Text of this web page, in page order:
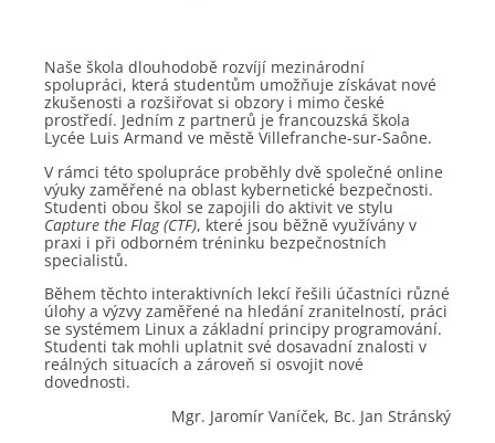
Naše škola dlouhodobě rozvíjí mezinárodní
spolupráci, která studentům umožňuje získávat nové
zkušenosti a rozšiřovat si obzory i mimo české
prostředí. Jedním z partnerů je francouzská škola
Lycée Luis Armand ve městě Villefranche-sur-Saône.
V rámci této spolupráce proběhly dvě společné online
výuky zaměřené na oblast kybernetické bezpečnosti.
Studenti obou škol se zapojili do aktivit ve stylu
Capture the Flag (CTF), které jsou běžně využívány v
praxi i při odborném tréninku bezpečnostních
specialistů.
Během těchto interaktivních lekcí řešili účastníci různé
úlohy a výzvy zaměřené na hledání zranitelností, práci
se systémem Linux a základní principy programování.
Studenti tak mohli uplatnit své dosavadní znalosti v
reálných situacích a zároveň si osvojit nové
dovednosti.
Mgr. Jaromír Vaníček, Bc. Jan Stránský